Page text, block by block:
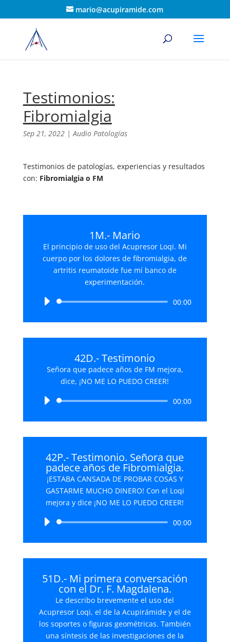
mario@acupiramide.com
Testimonios:
Fibromialgia
Sep 21, 2022|Audio Patologías
Testimonios de patologías, experiencias y resultados
con: Fibromialgia o FM
1M.- Mario
El principio de uso del Acupresor Loqi. Mi
cuerpo por los dolores de fibromialgia, de
artritis reumatoide fue mí banco de
experimentación.
Reproductor
audio
00:00
42D.- Testimonio
Señora que padece años de FM mejora,
dice, ¡NO ME LO PUEDO CREER!
Reproductor
audio
00:00
42P.- Testimonio. Señora que
padece años de Fibromialgia.
¡ESTABA CANSADA DE PROBAR COSAS Y
GASTARME MUCHO DINERO! Con el Loqi
mejora y dice ¡NO ME LO PUEDO CREER!
Reproductor
audio
00:00
51D.- Mi primera conversación
con el Dr. F. Magdalena.
Le describo brevemente el uso del
Acupresor Loqi, el de la Acupirámide y el de
los soportes o figuras geométricas. También
una síntesis de las investigaciones de la